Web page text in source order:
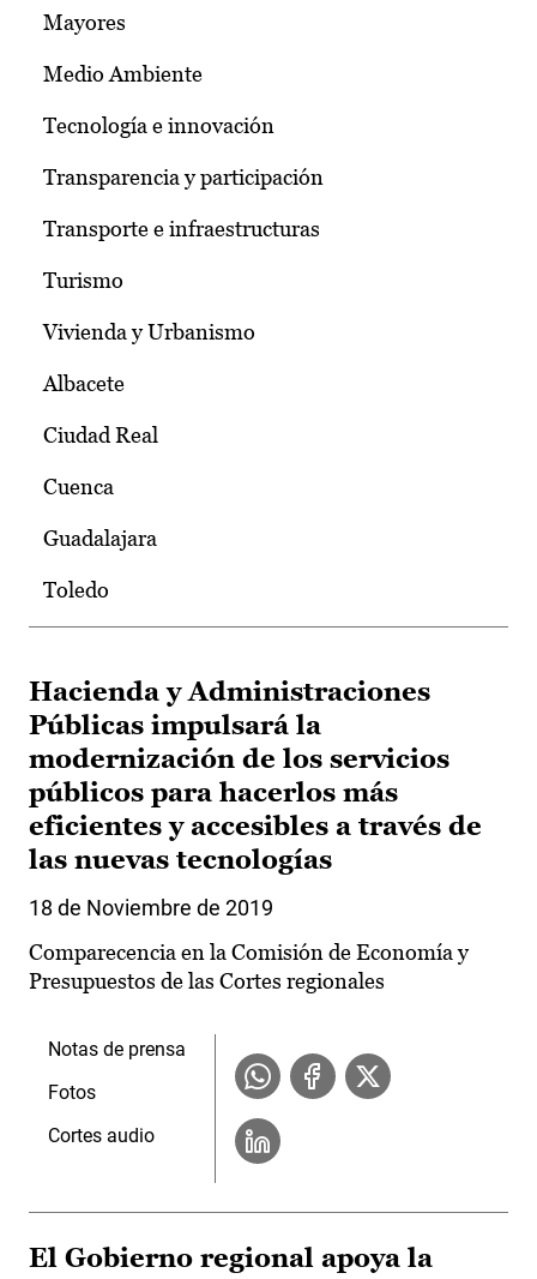
Mayores
Medio Ambiente
Tecnología e innovación
Transparencia y participación
Transporte e infraestructuras
Turismo
Vivienda y Urbanismo
Albacete
Ciudad Real
Cuenca
Guadalajara
Toledo
Hacienda y Administraciones
Públicas impulsará la
modernización de los servicios
públicos para hacerlos más
eficientes y accesibles a través de
las nuevas tecnologías
18 de Noviembre de 2019
Comparecencia en la Comisión de Economía y
Presupuestos de las Cortes regionales
Notas de prensa
Fotos
Cortes audio
El Gobierno regional apoya la